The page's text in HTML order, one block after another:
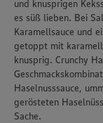
und knusprigen
es süß lieben. Bei
Karamellsauce und
getoppt mit
knusprig. Crunchy
Haselnusssauce,
gerösteten
Sache.